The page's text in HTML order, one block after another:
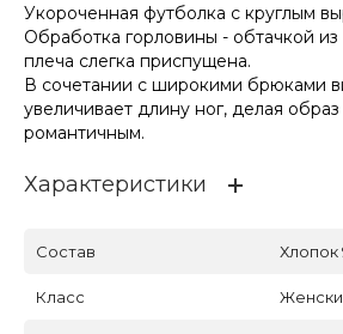
Укороченная футболка с круглым
Обработка горловины - обтачкой
плеча слегка приспущена.
В сочетании с широкими брюками
увеличивает длину ног, делая
романтичным.
Характеристики
Состав Хлопок
Класс